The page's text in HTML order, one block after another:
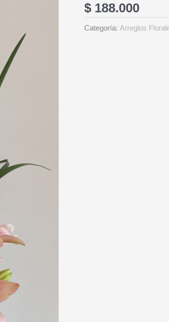
$ 188.000
Categoría:Arreglos